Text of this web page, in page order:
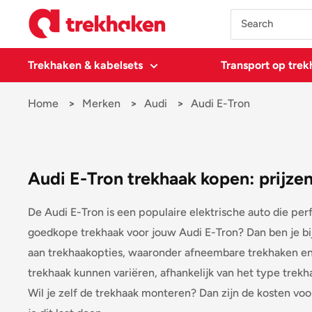
Doorgaan
artikel
Trekhaken
Trekhaken & kabelsets Transport op
Home Merken Audi Audi E-Tron
Audi E-Tron trekhaak kopen:
De Audi E-Tron is een populaire elektrische auto die
goedkope trekhaak voor jouw Audi E-Tron? Dan ben je
aan trekhaakopties, waaronder afneembare trekhaken
trekhaak kunnen variëren, afhankelijk van het type
Wil je zelf de trekhaak monteren? Dan zijn de kosten